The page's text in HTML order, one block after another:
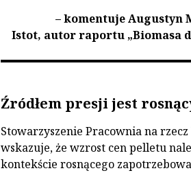
– komentuje Augustyn
Istot, autor raportu „Biomasa
Źródłem presji jest
Stowarzyszenie Pracownia na
wskazuje, że wzrost cen pelletu
kontekście rosnącego